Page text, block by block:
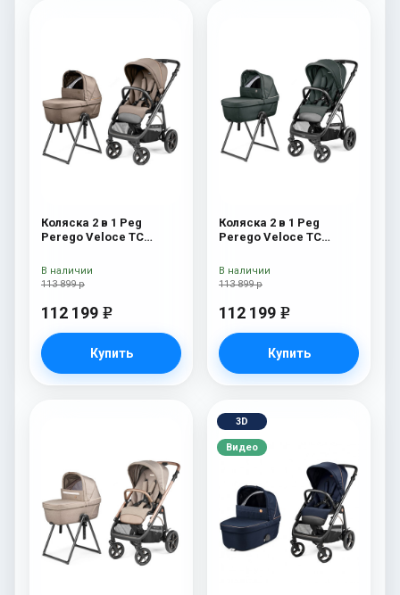
Коляска 2 в 1 Peg
Perego Veloce TC
New
113 899 р
112 199 e
Купить
В наличии
Коляска 2 в 1 Peg
Perego Veloce TC
113 899 р
112 199 e
Купить
В наличии
3D
Видео